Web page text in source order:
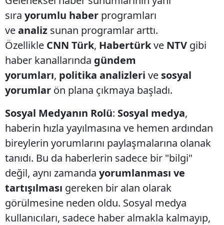
sıra yorumlu haber programları
veanaliz sunan programlar arttı.
Özellikle CNN Türk, Habertürkve NTV gibi
haber kanallarında gündem
yorumları, politika analizleri ve sosyal
yorumlar ön plana çıkmaya başladı.
Sosyal Medyanın Rolü: Sosyal medya,
haberin hızla yayılmasına ve hemen ardından
bireylerin yorumlarını paylaşmalarına olanak
tanıdı. Bu da haberlerin sadece bir "bilgi"
değil, aynı zamanda yorumlanması ve
tartışılması gereken bir alan olarak
görülmesine neden oldu. Sosyal medya
kullanıcıları, sadece haber almakla kalmayıp,